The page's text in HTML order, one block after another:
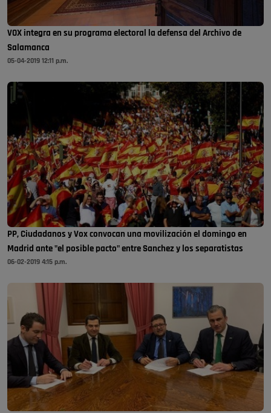
VOX integra en su programa electoral la defensa del Archivo de
Salamanca
05-04-2019 12:11 p.m.
PP, Ciudadanos y Vox convocan una movilización el domingo en
Madrid ante "el posible pacto" entre Sanchez y los separatistas
06-02-2019 4:15 p.m.